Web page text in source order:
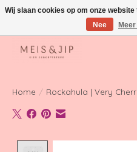
Gratis verzending in NL vanaf €150
Home / Rockahula | Very
Wij slaan cookies op om onze
Nee